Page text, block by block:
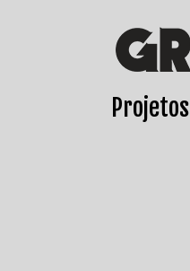
Projetos